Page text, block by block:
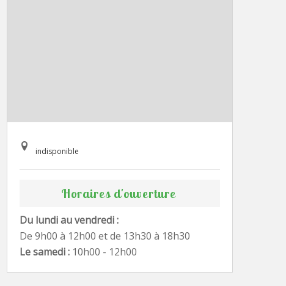
indisponible
Horaires d'ouverture
Du lundi au vendredi :
De 9h00 à 12h00 et de 13h30 à 18h30
Le samedi : 10h00 - 12h00